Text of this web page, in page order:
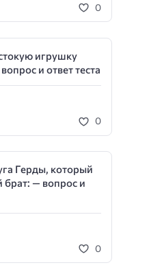
0
игрушку
и ответ теста
0
Герды, который
— вопрос и
0